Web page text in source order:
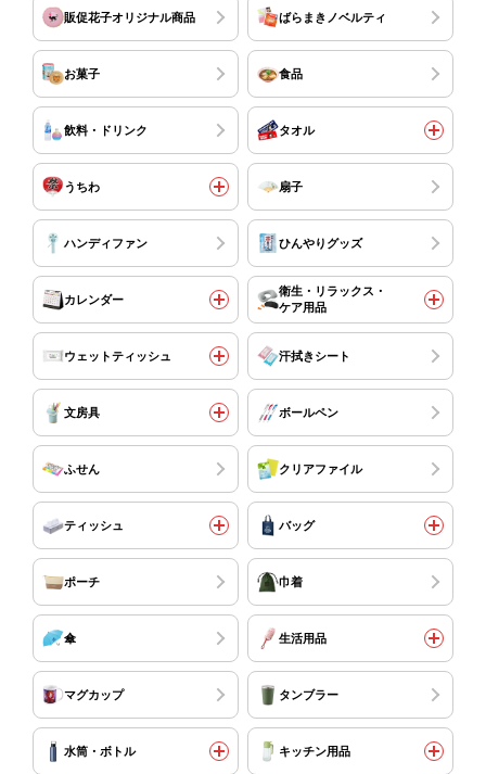
販促花子オリジナル商品 ばらまきノベルティ
お菓子 食品
飲料・ドリンク タオル
うちわ 扇子
ハンディファン ひんやりグッズ
カレンダー
衛生・リラックス・
ケア用品
ウェットティッシュ 汗拭きシート
文房具 ボールペン
ふせん クリアファイル
ティッシュ バッグ
ポーチ 巾着
傘 生活用品
マグカップ タンブラー
水筒・ボトル キッチン用品